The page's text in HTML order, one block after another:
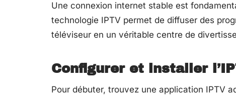
Une connexion internet stable est
technologie IPTV permet de diffuser des
téléviseur en un véritable centre de
Configurer et installer
Pour débuter, trouvez une application IPTV